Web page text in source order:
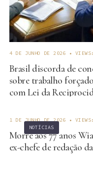
4 DE JUNHO DE 2026 •
Brasil discorda de
sobre trabalho
com Lei da
NOTÍCIAS
1 DE JUNHO DE 2026 •
Morre aos 77 anos
ex-chefe de redação